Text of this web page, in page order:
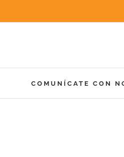
COMUNÍCATE CON